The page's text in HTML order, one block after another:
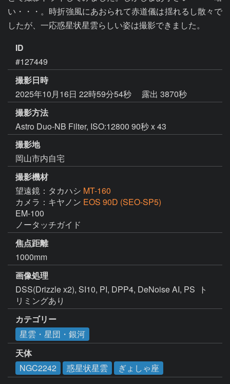
い・・・。時折強風にあおられて赤道儀は揺れるし散々で
したが、一応惑星状星雲らしい姿は撮影できました。
ID
#127449
撮影日時
2025年10月16日 22時59分54秒
露出 3870秒
撮影方法
Astro Duo-NB Filter, ISO:12800 90秒 x 43
撮影地
岡山市内自宅
撮影機材
望遠鏡：タカハシ MT-160
カメラ：キヤノン EOS 90D (SEO-SP5)
EM-100
ノータッチガイド
焦点距離
1000mm
画像処理
DSS(Drizzle x2), SI10, PI, DPP4, DeNoise AI, PS  ト
リミングあり
カテゴリー
星雲・星団・銀河
天体
NGC2242
惑星状星雲 ぎょしゃ座